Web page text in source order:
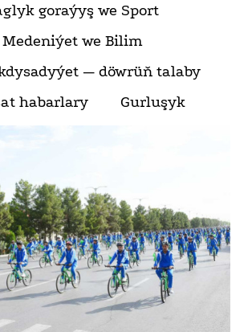
goraýyş we Sport
Medeniýet we Bilim
— döwrüň talaby
habarlary
Gurluşyk